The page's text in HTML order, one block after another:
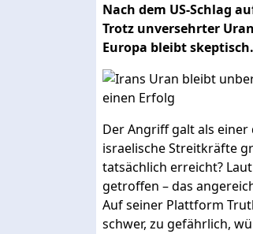
Nach dem US-Schlag
Trotz unversehrter
Europa bleibt skeptisch.
Der Angriff galt als einer
israelische Streitkräfte
tatsächlich erreicht?
getroffen – das
Auf seiner Plattform
schwer, zu gefährlich,